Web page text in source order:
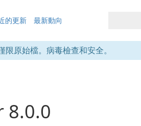
的更新 最新動向
限原始檔。病毒檢查和安全。
8.0.0